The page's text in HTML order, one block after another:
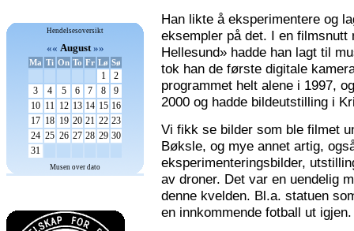
Hendelsesoversikt
«« August»»
Ma Ti On To Fr Lø Sø
1
2
3
4 5 6 7 8
9
10 11 12 13 14 15 16
17 18 19 20 21 22 23
24 25 26 27 28 29 30
31
Musen over dato
Han likte å eksperimentere og
eksempler på det. I en filmsnutt
Hellesund» hadde han lagt til
tok han de første digitale
programmet helt alene i 1997,
2000 og hadde bildeutstilling i
Vi fikk se bilder som ble filmet
Bøksle, og mye annet artig,
eksperimenteringsbilder,
av droner. Det var en uendelig
denne kvelden. Bl.a. statuen
en innkommende fotball ut igjen.